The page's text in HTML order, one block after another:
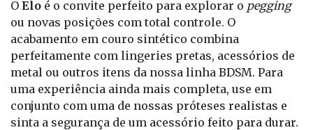
O Elo é o convite perfeito para explorar o pegging
ou novas posições com total controle. O
acabamento em couro sintético combina
perfeitamente com lingeries pretas, acessórios de
metal ou outros itens da nossa linha BDSM. Para
uma experiência ainda mais completa, use em
conjunto com uma de nossas próteses realistas e
sinta a segurança de um acessório feito para durar.